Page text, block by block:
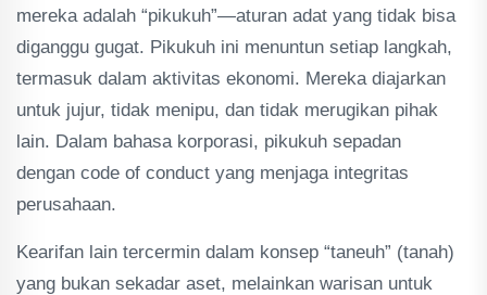
mereka adalah “pikukuh”—aturan adat yang tidak bisa
diganggu gugat. Pikukuh ini menuntun setiap langkah,
termasuk dalam aktivitas ekonomi. Mereka diajarkan
untuk jujur, tidak menipu, dan tidak merugikan pihak
lain. Dalam bahasa korporasi, pikukuh sepadan
dengan code of conduct yang menjaga integritas
perusahaan.
Kearifan lain tercermin dalam konsep “taneuh” (tanah)
yang bukan sekadar aset, melainkan warisan untuk